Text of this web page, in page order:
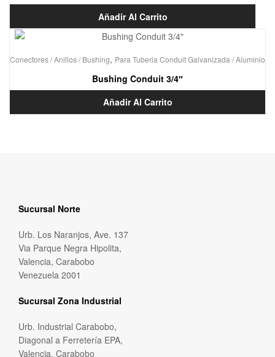
Añadir Al Carrito
Conectores / Anillos / Bushing, Para Tuberia Conduit Galvanizada / Aluminio
Bushing Conduit 3/4″
Añadir Al Carrito
Sucursal Norte
Urb. Los Naranjos, Ave. 137
Via Parque Negra Hipolita,
Valencia, Carabobo
Venezuela 2001
Sucursal Zona Industrial
Urb. Industrial Carabobo,
Diagonal a Ferretería EPA,
Valencia, Carabobo